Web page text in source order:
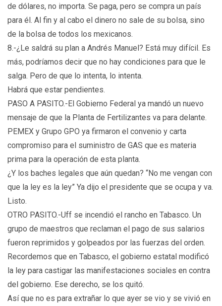
de dólares, no importa. Se paga, pero se compra un país
para él. Al fin y al cabo el dinero no sale de su bolsa, sino
de la bolsa de todos los mexicanos.
8.-¿Le saldrá su plan a Andrés Manuel? Está muy difícil. Es
más, podríamos decir que no hay condiciones para que le
salga. Pero de que lo intenta, lo intenta.
Habrá que estar pendientes.
PASO A PASITO.-El Gobierno Federal ya mandó un nuevo
mensaje de que la Planta de Fertilizantes va para delante.
PEMEX y Grupo GPO ya firmaron el convenio y carta
compromiso para el suministro de GAS que es materia
prima para la operación de esta planta.
¿Y los baches legales que aún quedan? “No me vengan con
que la ley es la ley” Ya dijo el presidente que se ocupa y va.
Listo.
OTRO PASITO.-Uff se incendió el rancho en Tabasco. Un
grupo de maestros que reclaman el pago de sus salarios
fueron reprimidos y golpeados por las fuerzas del orden.
Recordemos que en Tabasco, el gobierno estatal modificó
la ley para castigar las manifestaciones sociales en contra
del gobierno. Ese derecho, se los quitó.
Así que no es para extrañar lo que ayer se vio y se vivió en